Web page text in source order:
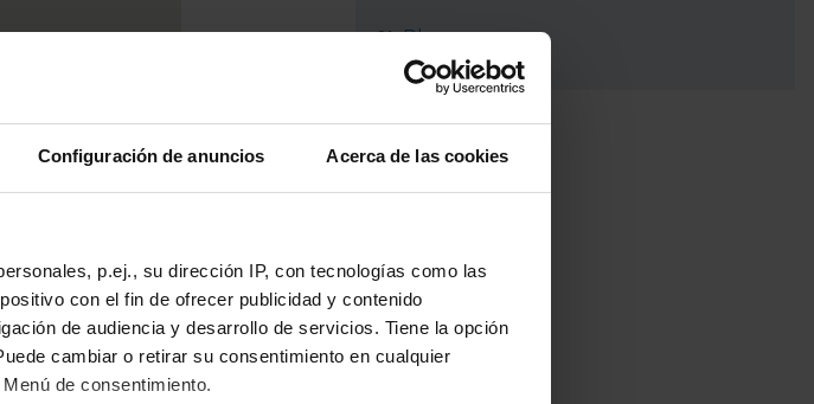
Configuración de anuncios Acerca de las cookies
p.ej., su dirección IP, con tecnologías como las
con el fin de ofrecer publicidad y contenido
de audiencia y desarrollo de servicios. Tiene la opción
cambiar o retirar su consentimiento en cualquier
de consentimiento.
de Cabueñes de Autobuses
Plano